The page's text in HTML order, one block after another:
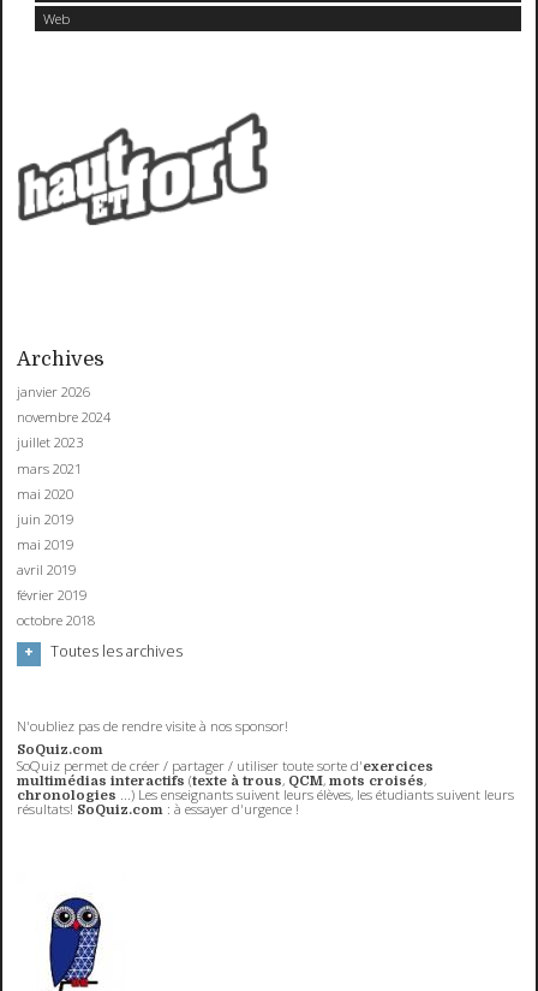
Web
Archives
janvier 2026
novembre 2024
juillet 2023
mars 2021
mai 2020
juin 2019
mai 2019
avril 2019
février 2019
octobre 2018
Toutes les archives
N'oubliez pas de rendre visite à nos sponsor!
SoQuiz.com
SoQuiz permet de créer / partager / utiliser toute sorte d'exercices
multimédias interactifs (texte à trous, QCM,mots croisés,
chronologies ...) Les enseignants suivent leurs élèves, les étudiants suivent leurs
résultats! SoQuiz.com : à essayer d'urgence !